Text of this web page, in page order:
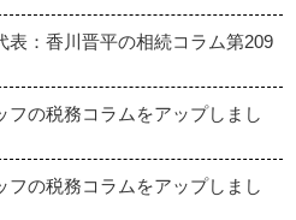
：香川晋平の相続コラム第209
の税務コラムをアップしまし
の税務コラムをアップしまし